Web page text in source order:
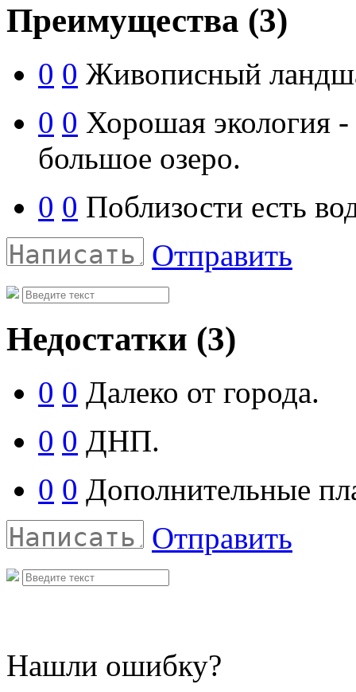
Преимущества (3)
0 0 Живописный
0 0 Хорошая экология
большое озеро.
0 0 Поблизости есть
Отправить
Недостатки (3)
0 0 Далеко от города.
0 0 ДНП.
0 0 Дополнительные
Отправить
Нашли ошибку?